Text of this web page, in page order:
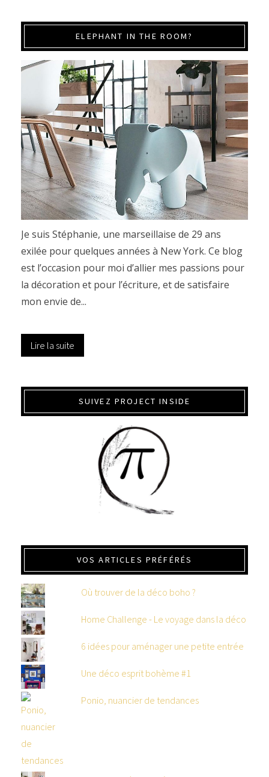
ELEPHANT IN THE ROOM?
Je suis Stéphanie, une marseillaise de 29 ans
exilée pour quelques années à New York. Ce blog
est l’occasion pour moi d’allier mes passions pour
la décoration et pour l’écriture, et de satisfaire
mon envie de...
Lire la suite
SUIVEZ PROJECT INSIDE
VOS ARTICLES PRÉFÉRÉS
Où trouver de la déco boho ?
Home Challenge - Le voyage dans la déco
6 idées pour aménager une petite entrée
Une déco esprit bohème #1
Ponio, nuancier de tendances